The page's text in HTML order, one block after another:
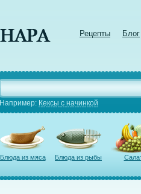
Рецепты Блог
Например: Кексы с начинкой
Блюда из мяса Блюда из рыбы